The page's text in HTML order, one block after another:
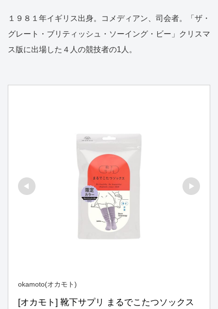
１９８１年イギリス出身。コメディアン、司会者。「ザ・
グレート・ブリティッシュ・ソーイング・ビー」クリスマ
ス版に出場した４人の競技者の1人。
okamoto(オカモト)
[オカモト] 靴下サプリ まるでこたつソックス